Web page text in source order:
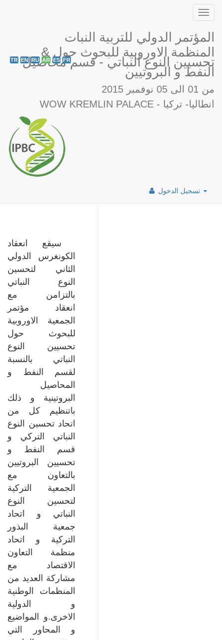
المؤتمر الدولي للتربية النبات
& المنظمة الاوروبية للبحوث حول
تحسيين النوع النباتي - قسم محاصيل
النفط و البروتيين
من 01 الى 05 نوفمبر 2015
WOW KREMLIN PALACE - انطاليا- تركيا
TR EN RU AR ES FR
سيقع انعقاد
الكونغرس الدولي
الثاني لتحسين
النوع النباتي
بالتزامن مع
انعقاد مؤتمر
الجمعية الاوروبية
للبحوث حول
تحسيين النوع
النباتي بالنسبة
لقسم النفط و
المحاصيل
البروتينية و ذلك
باتنظيم كل من
اتحاد تحسين النوع
النباتي التركي و
قسم النفط و
تحسيين البروتيين
بالتعاون مع
الجمعية التركية
لتحسين النوع
النباتي و اتحاد
جمعية البذور
التركية و اتحاد
منظمة التعاون
الاقتصاد مع
مشاركة العديد من
المنظمات الوطنية
و الدولية
الاخرى.و المواضيع
و المحاور التي